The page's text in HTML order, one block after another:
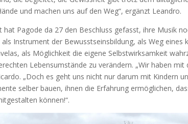
und machen uns auf den Weg“, ergänzt Leandro.
hat Pagode da 27 den Beschluss gefasst, ihre Musik
als Instrument der Bewusstseinsbildung, als Weg eines
als Möglichkeit die eigene Selbstwirksamkeit
Lebensumstände zu verändern. „Wir haben
„Doch es geht uns nicht nur darum mit Kindern
selber bauen, ihnen die Erfahrung ermöglichen,
können!“.